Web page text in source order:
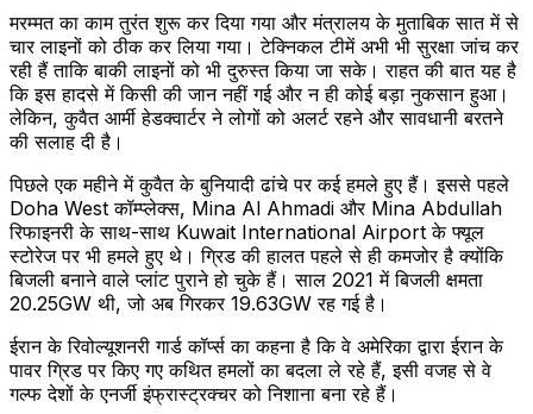
मरम्मत का काम तुरंत शुरू कर दिया गया और मंत्रालय के मुताबिक सात में से
चार लाइनों को ठीक कर लिया गया। टेक्निकल टीमें अभी भी सुरक्षा जांच कर
रही हैं ताकि बाकी लाइनों को भी दुरुस्त किया जा सके। राहत की बात यह है
कि इस हादसे में किसी की जान नहीं गई और न ही कोई बड़ा नुकसान हुआ।
लेकिन, कुवैत आर्मी हेडक्वार्टर ने लोगों को अलर्ट रहने और सावधानी बरतने
की सलाह दी है।
पिछले एक महीने में कुवैत के बुनियादी ढांचे पर कई हमले हुए हैं। इससे पहले
Doha West कॉम्प्लेक्स, Mina Al Ahmadi और Mina Abdullah
रिफाइनरी के साथ-साथ Kuwait International Airport के फ्यूल
स्टोरेज पर भी हमले हुए थे। ग्रिड की हालत पहले से ही कमजोर है क्योंकि
बिजली बनाने वाले प्लांट पुराने हो चुके हैं। साल 2021 में बिजली क्षमता
20.25GW थी, जो अब गिरकर 19.63GW रह गई है।
ईरान के रिवोल्यूशनरी गार्ड कॉर्प्स का कहना है कि वे अमेरिका द्वारा ईरान के
पावर ग्रिड पर किए गए कथित हमलों का बदला ले रहे हैं, इसी वजह से वे
गल्फ देशों के एनर्जी इंफ्रास्ट्रक्चर को निशाना बना रहे हैं।